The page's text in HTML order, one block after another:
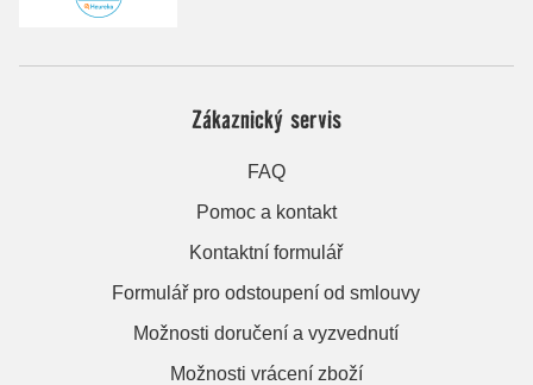
Zákaznický servis
FAQ
Pomoc a kontakt
Kontaktní formulář
Formulář pro odstoupení od smlouvy
Možnosti doručení a vyzvednutí
Možnosti vrácení zboží